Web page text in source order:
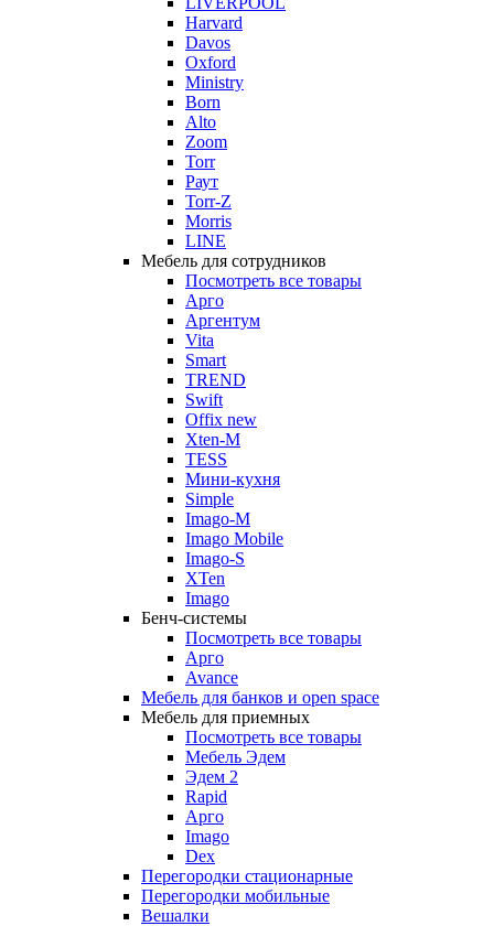
Harvard
Davos
Oxford
Ministry
Born
Alto
Zoom
Torr
Раут
Torr-Z
Morris
LINE
Мебель для сотрудников
Посмотреть все товары
Арго
Аргентум
Vita
Smart
TREND
Swift
Offix new
Xten-M
TESS
Мини-кухня
Simple
Imago-M
Imago Mobile
Imago-S
XTen
Imago
Бенч-системы
Посмотреть все товары
Арго
Avance
Мебель для банков и open space
Мебель для приемных
Посмотреть все товары
Мебель Эдем
Эдем 2
Rapid
Арго
Imago
Dex
Перегородки стационарные
Перегородки мобильные
Вешалки